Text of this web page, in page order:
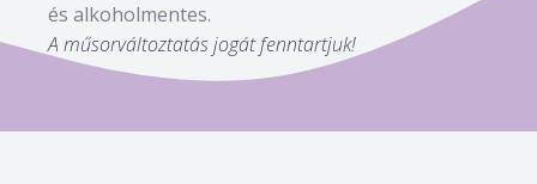
és alkoholmentes.
A műsorváltoztatás jogát fenntartjuk!